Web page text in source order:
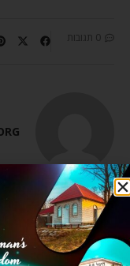
0 תגובות
מאמר הבא